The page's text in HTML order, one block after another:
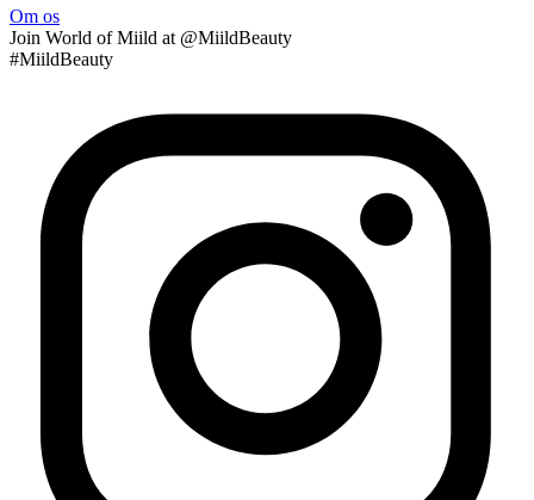
Om os
Join World of Miild at @MiildBeauty
#MiildBeauty